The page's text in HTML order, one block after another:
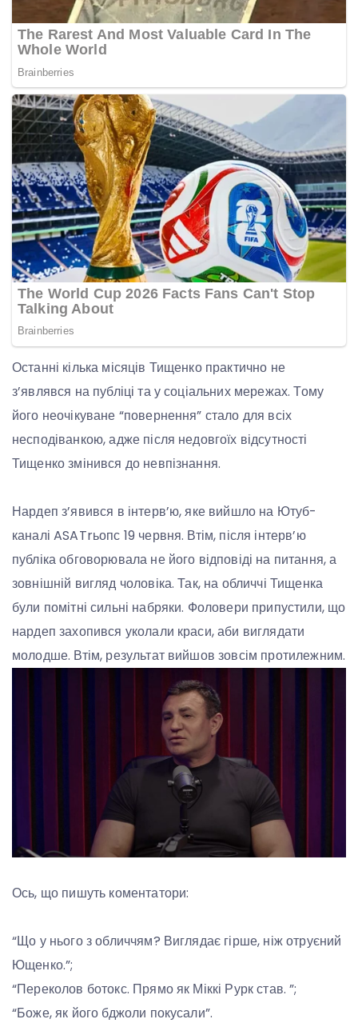
Останні кілька місяців Тищенко практично не
з’являвся на публіці та у соціальних мережах. Тому
його неочікуване “повернення” стало для всіх
несподіванкою, адже після недовгоїх відсутності
Тищенко змінився до невпізнання.
Нардеп з’явився в інтерв’ю, яке вийшло на Ютуб-
каналі ASATrьопс 19 червня. Втім, після інтерв’ю
публіка обговорювала не його відповіді на питання, а
зовнішній вигляд чоловіка. Так, на обличчі Тищенка
були помітні сильні набряки. Фоловери припустили, що
нардеп захопився уколали краси, аби виглядати
молодше. Втім, результат вийшов зовсім протилежним.
Ось, що пишуть коментатори:
“Що у нього з обличчям? Виглядає гірше, ніж отруєний
Ющенко.”;
“Переколов ботокс. Прямо як Міккі Рурк став. ”;
“Боже, як його бджоли покусали”.